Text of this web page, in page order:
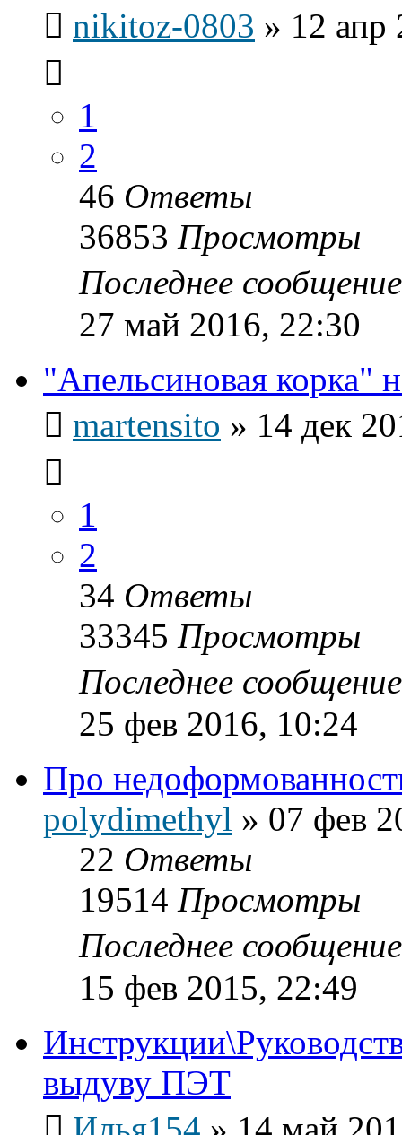
nikitoz-0803 » 12 апр
1
2
46 Ответы
36853 Просмотры
Последнее
27 май 2016, 22:30
"Апельсиновая корка"
martensito » 14 дек
1
2
34 Ответы
33345 Просмотры
Последнее
25 фев 2016, 10:24
Про
polydimethyl » 07 фев
22 Ответы
19514 Просмотры
Последнее
15 фев 2015, 22:49
выдуву ПЭТ